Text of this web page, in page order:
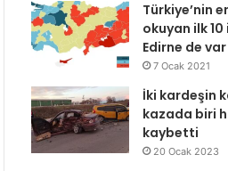
Türkiye’nin
okuyan ilk
Edirne de var
7 Ocak 2021
İki kardeşin
kazada biri
kaybetti
20 Ocak 2023